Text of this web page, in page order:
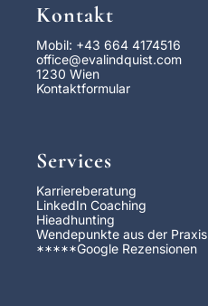
Kontakt
Mobil: +43 664 4174516
office@evalindquist.com
1230 Wien
Kontaktformular
Services
Karriereberatung
LinkedIn Coaching
Hieadhunting
Wendepunkte aus der Praxis
*****Google Rezensionen